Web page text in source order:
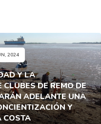
2024
Y LA
DE REMO DE
ADELANTE UNA
Y
COSTA